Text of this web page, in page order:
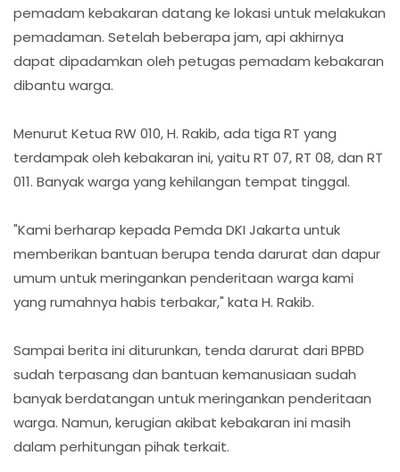
pemadam kebakaran datang ke lokasi untuk melakukan
pemadaman. Setelah beberapa jam, api akhirnya
dapat dipadamkan oleh petugas pemadam kebakaran
dibantu warga.
Menurut Ketua RW 010, H. Rakib, ada tiga RT yang
terdampak oleh kebakaran ini, yaitu RT 07, RT 08, dan RT
011. Banyak warga yang kehilangan tempat tinggal.
"Kami berharap kepada Pemda DKI Jakarta untuk
memberikan bantuan berupa tenda darurat dan dapur
umum untuk meringankan penderitaan warga kami
yang rumahnya habis terbakar," kata H. Rakib.
Sampai berita ini diturunkan, tenda darurat dari BPBD
sudah terpasang dan bantuan kemanusiaan sudah
banyak berdatangan untuk meringankan penderitaan
warga. Namun, kerugian akibat kebakaran ini masih
dalam perhitungan pihak terkait.